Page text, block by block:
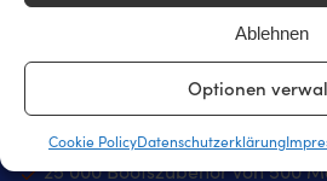
Ablehnen
Optionen
Cookie PolicyDatenschutzerklärung
Schwedens größter Shop für
in Deutschland
25 000 Bootszubehör von 500